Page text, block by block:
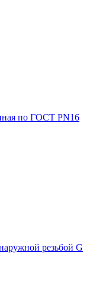
по ГОСТ PN16
резьбой G